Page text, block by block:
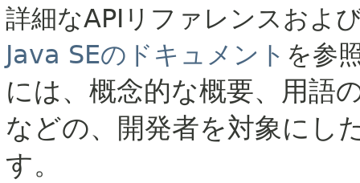
詳細なAPIリファレンスおよ
Java SEのドキュメント を参
には、概念的な概要、用語
などの、開発者を対象にし
す。